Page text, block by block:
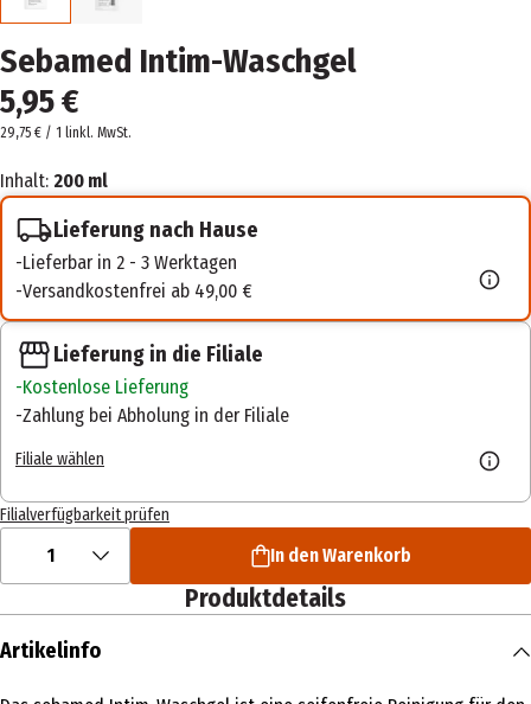
Sebamed Intim-Waschgel
5,95 €
29,75 € / 1 linkl. MwSt.
Inhalt: 200 ml
Lieferung nach Hause
Lieferbar in 2 - 3 Werktagen
Versandkostenfrei ab 49,00 €
Lieferung in die Filiale
Kostenlose Lieferung
Zahlung bei Abholung in der Filiale
Filiale wählen
Filialverfügbarkeit prüfen
1 In den Warenkorb
Produktdetails
Artikelinfo